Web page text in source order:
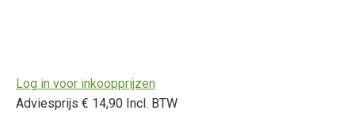
Log in voor inkoopprijzen
Adviesprijs € 14,90 Incl. BTW